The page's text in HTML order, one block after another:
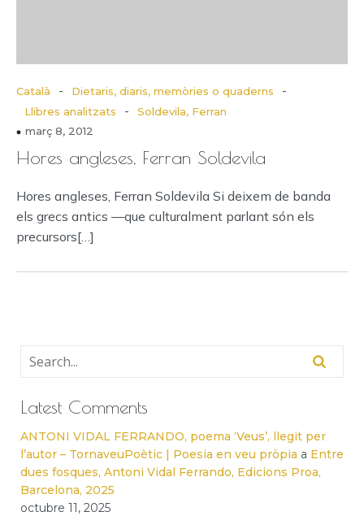
Català - Dietaris, diaris, memòries o quaderns -
Llibres analitzats -
Soldevila, Ferran
març 8, 2012
Hores angleses, Ferran Soldevila
Hores angleses, Ferran Soldevila Si deixem de banda
els grecs antics —que culturalment parlant són els
precursors[…]
Latest Comments
ANTONI VIDAL FERRANDO, poema ‘Veus’, llegit per
l’autor – TornaveuPoètic | Poesia en veu pròpia a Entre
dues fosques, Antoni Vidal Ferrando, Edicions Proa,
Barcelona, 2025
octubre 11, 2025